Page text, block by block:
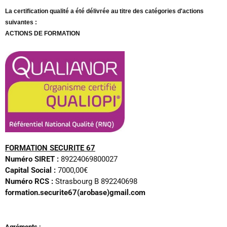
m
La certification qualité a été délivrée au titre des catégories d'actions
suivantes :
ACTIONS DE FORMATION
FORMATION SECURITE 67
Numéro SIRET : 89224069800027
Capital Social : 7000,00€
Numéro RCS : Strasbourg B 892240698
formation.securite67(arobase)gmail.com